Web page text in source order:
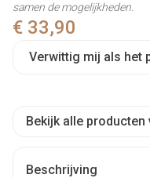
€ 33,90
Verwittig mij als het
samen de mogelijkheden.
Bekijk alle producten
Beschrijving